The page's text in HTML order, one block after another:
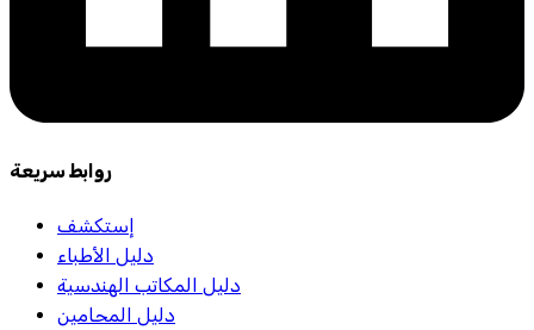
روابط سريعة
إستكشف
دليل الأطباء
دليل المكاتب الهندسية
دليل المحامين